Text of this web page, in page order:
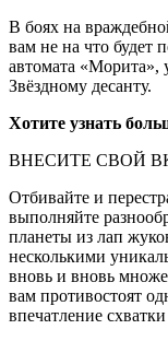
В боях на
вам не на что будет
автомата «Морита»,
Звёздному десанту.
Хотите узнать
ВНЕСИТЕ СВОЙ
Отбивайте и
выполняйте
планеты из лап
несколькими
вновь и вновь
вам противостоят
впечатление